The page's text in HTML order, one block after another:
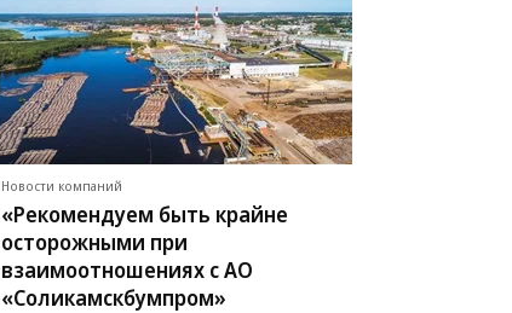
Новости компаний
«Рекомендуем быть крайне
осторожными при
взаимоотношениях с АО
«Соликамскбумпром»